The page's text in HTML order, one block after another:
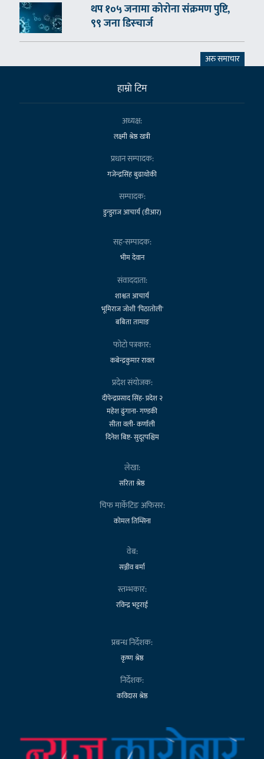
थप १०५ जनामा कोरोना संक्रमण पुष्टि,
९९ जना डिस्चार्ज
अरु समाचार
हाम्राे टिम
अध्यक्ष:
लक्ष्मी श्रेष्ठ खत्री
प्रधान सम्पादक:
गजेन्द्रसिंह बुढाथोकी
सम्पादक:
डुन्डुराज आचार्य (डीआर)
सह-सम्पादक:
भीम देवान
संवाददाता:
शाश्वत आचार्य
भूमिराज जोशी 'पिठातोली'
बबिता तामाङ
फोटो पत्रकार:
कबेन्द्रकुमार रावल
प्रदेश संयोजक:
दीपेन्द्रप्रसाद सिंह- प्रदेश २
महेश ढुंगाना- गण्डकी
सीता वली- कर्णाली
दिनेश बिष्ट- सुदूरपश्चिम
लेखा:
सरिता श्रेष्ठ
चिफ मार्केटिङ अफिसर:
कोमल तिम्सिना
वेब:
सञ्जीव बर्मा
स्तम्भकार:
रविन्द्र भट्टराई
प्रबन्ध निर्देशक:
कृष्ण श्रेष्ठ
निर्देशक:
कविदास श्रेष्ठ